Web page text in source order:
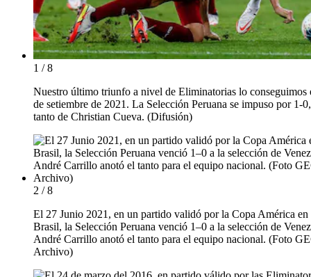
1 / 8
Nuestro último triunfo a nivel de Eliminatorias lo conseguimos
de setiembre de 2021. La Selección Peruana se impuso por 1-
tanto de Christian Cueva. (Difusión)
2 / 8
El 27 Junio 2021, en un partido validó por la Copa América en
Brasil, la Selección Peruana venció 1–0 a la selección de
André Carrillo anotó el tanto para el equipo nacional. (Foto
Archivo)